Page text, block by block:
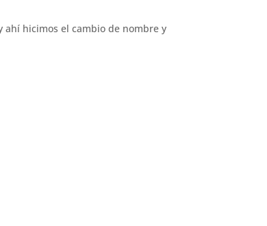
ahí hicimos el cambio de nombre y